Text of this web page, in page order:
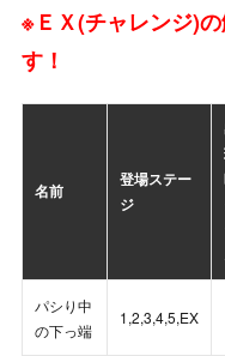
※ＥＸ(チャレンジ)
す！
名前
登場ステー
ジ
パシり中
の下っ端
1,2,3,4,5,EX